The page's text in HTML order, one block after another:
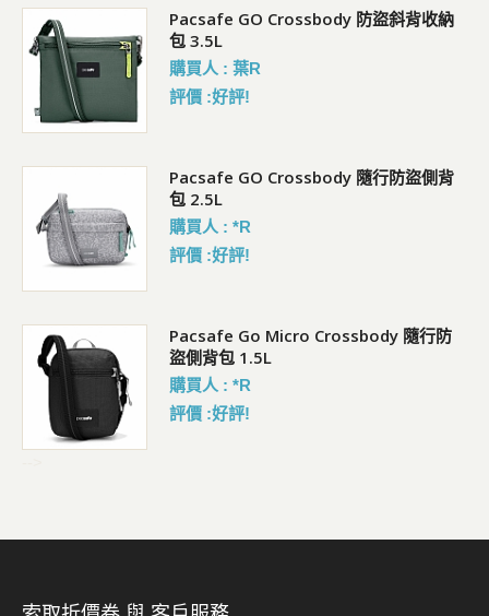
Pacsafe GO Crossbody 防盜斜背收納
包 3.5L
購買人 : 葉R
評價 :好評!
Pacsafe GO Crossbody 隨行防盜側背
包 2.5L
購買人 : *R
評價 :好評!
Pacsafe Go Micro Crossbody 隨行防
盜側背包 1.5L
購買人 : *R
評價 :好評!